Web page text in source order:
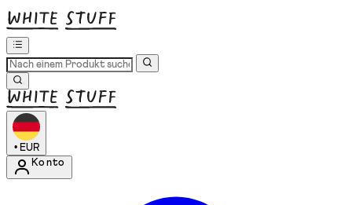
• EUR
Konto